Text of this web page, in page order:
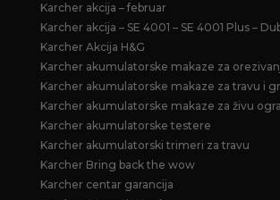
Karcher akcija – februar
Karcher akcija – SE 4001 – SE 4001 Plus –
Karcher Akcija H&G
Karcher akumulatorske makaze za
Karcher akumulatorske makaze za travu i
Karcher akumulatorske makaze za živu
Karcher akumulatorske testere
Karcher akumulatorski trimeri za travu
Karcher Bring back the wow
Karcher centar garancija